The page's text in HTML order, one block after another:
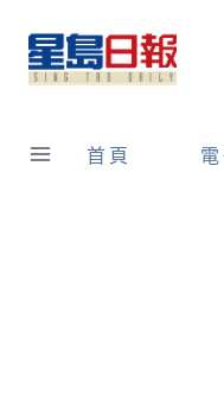
content
首頁